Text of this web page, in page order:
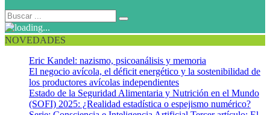
NOVEDADES
Eric Kandel: nazismo, psicoanálisis y memoria
El negocio avícola, el déficit energético y la sostenibilidad de
los productores avícolas independientes
Estado de la Seguridad Alimentaria y Nutrición en el Mundo
(SOFI) 2025: ¿Realidad estadística o espejismo numérico?